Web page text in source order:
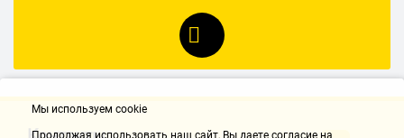
Мы используем cookie
Продолжая использовать наш cайт, Вы даете согласие на